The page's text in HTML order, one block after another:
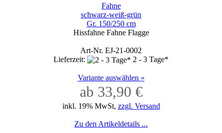
Fahne
schwarz-weiß-grün
Gr. 150/250 cm
Hissfahne Fahne Flagge
Art-Nr. EJ-21-0002
Lieferzeit:
2 - 3 Tage*
Variante auswählen »
ab 33,90 €
inkl. 19% MwSt, zzgl. Versand
Zu den Artikeldetails ...